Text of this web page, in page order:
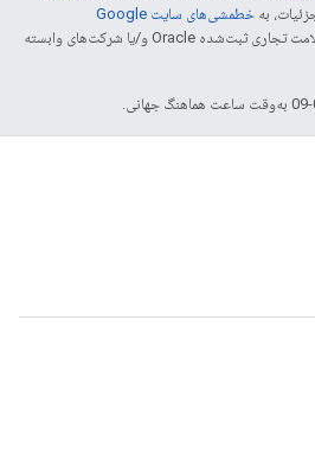
به
خطمشی‌های سایت Google
مراجعه کنید. جاوا علامت تجاری ثبت‌شده Oracle و/یا شرکت‌های وابسته